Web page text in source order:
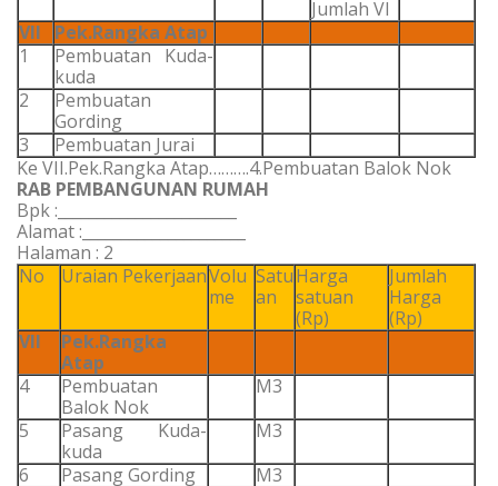
Jumlah VI
VII
Pek.Rangka Atap
1
Pembuatan Kuda-
kuda
2
Pembuatan
Gording
3
Pembuatan Jurai
Ke VII.Pek.Rangka Atap……….4.Pembuatan Balok Nok
RAB PEMBANGUNAN RUMAH
Bpk :_______________________
Alamat :_____________________
Halaman : 2
No
Uraian PekerjaanVolu
me
Satu
an
Harga
satuan
(Rp)
Jumlah
Harga
(Rp)
VII
Pek.Rangka
Atap
4
Pembuatan
Balok Nok
M3
5
Pasang Kuda-
kuda
M3
6
Pasang Gording
M3